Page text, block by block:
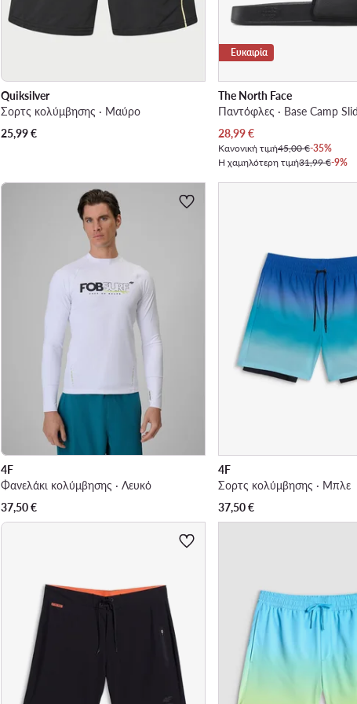
Quiksilver
Σορτς κολύμβησης · Μαύρο
25,99€
Ευκαιρία
The North Face
Τρέχουσα τιμή
28,99€
Κανονική τιμή45,00 €-35%
Η χαμηλότερη τιμή31,99 €-9%
4F
Φανελάκι κολύμβησης · Λευκό
37,50€
4F
Σορτς κολύμβησης · Μπλε
37,50€